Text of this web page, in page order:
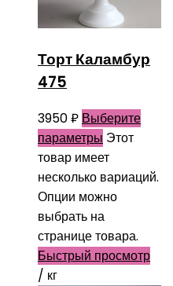
Торт Каламбур
475
3950₽ Выберите
параметры Этот
товар имеет
несколько вариаций.
Опции можно
выбрать на
странице товара.
Быстрый просмотр
/ кг